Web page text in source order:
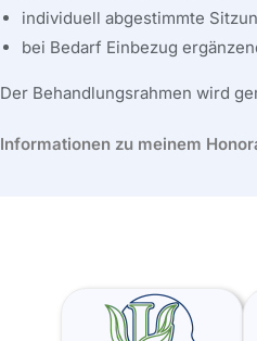
individuell abgestimmte
bei Bedarf Einbezug
Der Behandlungsrahmen wird
Informationen zu meinem